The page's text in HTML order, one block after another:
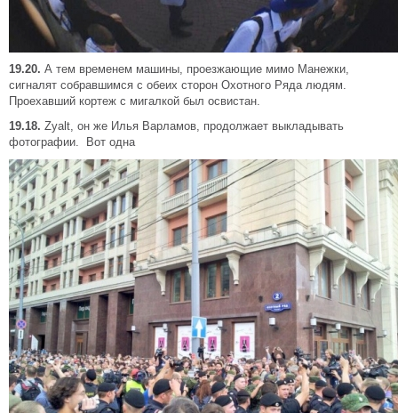
19.20. А тем временем машины, проезжающие мимо Манежки,
сигналят собравшимся с обеих сторон Охотного Ряда людям.
Проехавший кортеж с мигалкой был освистан.
19.18. Zyalt, он же Илья Варламов, продолжает выкладывать
фотографии. Вот одна